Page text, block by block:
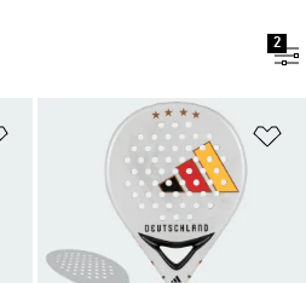
2
Zur Wunschliste hinzufügen